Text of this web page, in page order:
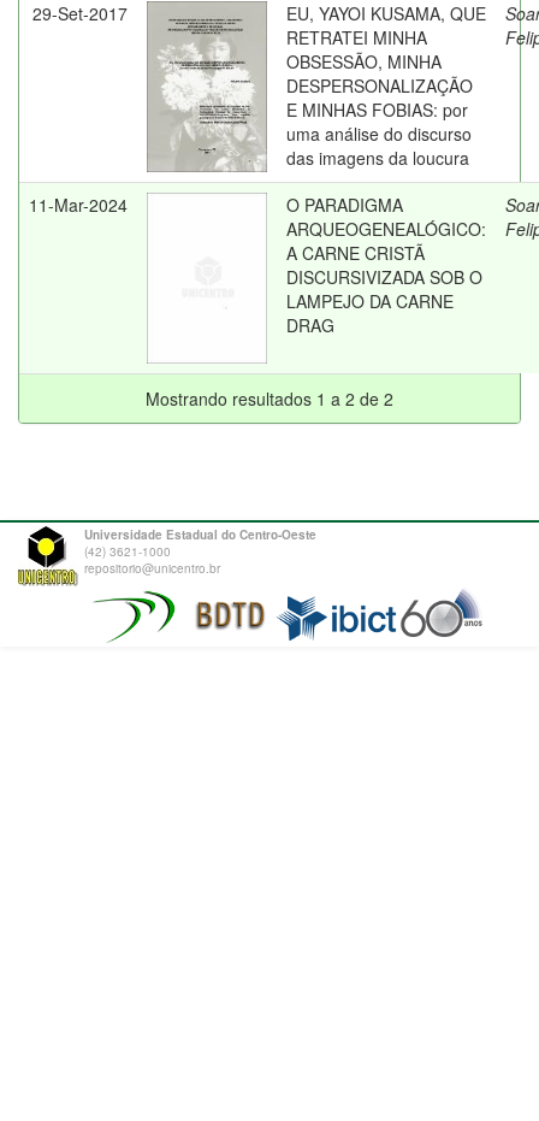
29-Set-2017
EU, YAYOI KUSAMA, QUE
RETRATEI MINHA
OBSESSÃO, MINHA
DESPERSONALIZAÇÃO
E MINHAS FOBIAS: por
uma análise do discurso
das imagens da loucura
11-Mar-2024
O PARADIGMA
ARQUEOGENEALÓGICO:
A CARNE CRISTÃ
DISCURSIVIZADA SOB O
LAMPEJO DA CARNE
DRAG
Mostrando resultados 1 a 2 de 2
Universidade Estadual do Centro-Oeste
(42) 3621-1000
repositorio@unicentro.br